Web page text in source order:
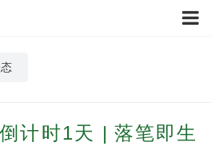
计时1天 | 落笔即生